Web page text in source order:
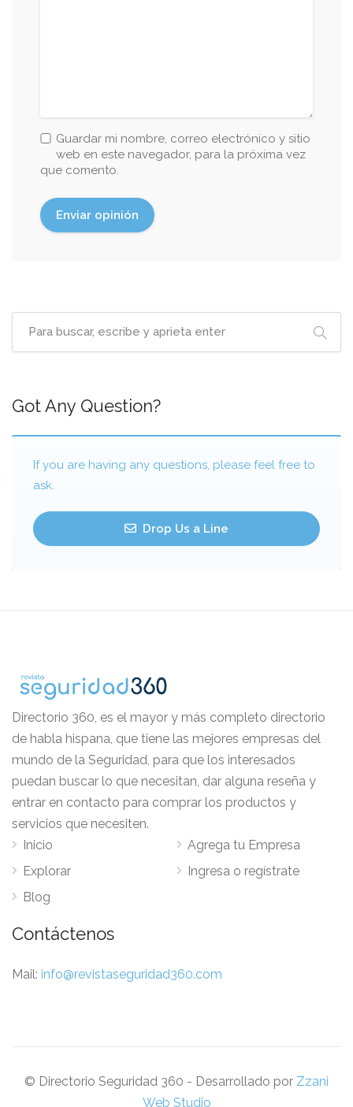
Guardar mi nombre, correo electrónico y sitio
web en este navegador, para la próxima vez
que comento.
Got Any Question?
If you are having any questions, please feel free to
ask.
Drop Us a Line
Directorio 360, es el mayor y más completo directorio
de habla hispana, que tiene las mejores empresas del
mundo de la Seguridad, para que los interesados
puedan buscar lo que necesitan, dar alguna reseña y
entrar en contacto para comprar los productos y
servicios que necesiten.
Inicio
Explorar
Blog
Agrega tu Empresa
Ingresa o regístrate
Contáctenos
Mail: info@revistaseguridad360.com
© Directorio Seguridad 360 - Desarrollado por Zzani
Web Studio